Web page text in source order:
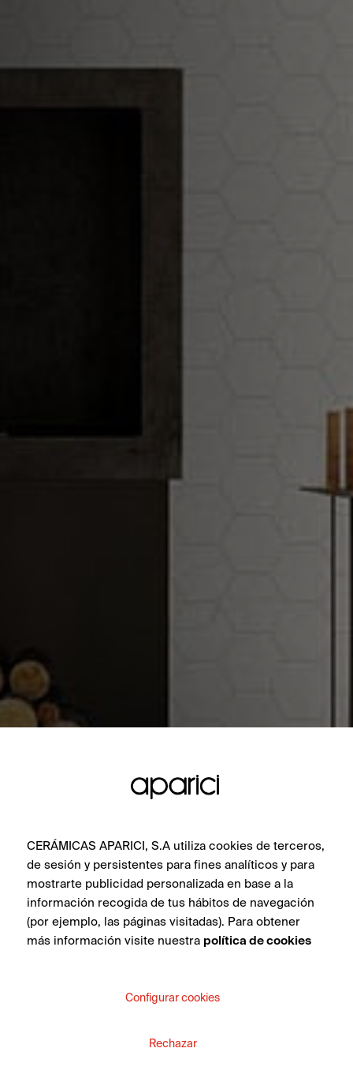
CERÁMICAS APARICI, S.A utiliza cookies de terceros,
de sesión y persistentes para fines analíticos y para
mostrarte publicidad personalizada en base a la
información recogida de tus hábitos de navegación
(por ejemplo, las páginas visitadas). Para obtener
más información visite nuestra política de cookies
Configurar cookies
Rechazar